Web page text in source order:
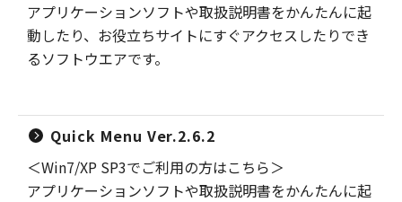
アプリケーションソフトや取扱説明書をかんたんに起
動したり、お役立ちサイトにすぐアクセスしたりでき
るソフトウエアです。
Quick Menu Ver.2.6.2
＜Win7/XP SP3でご利用の方はこちら＞
アプリケーションソフトや取扱説明書をかんたんに起